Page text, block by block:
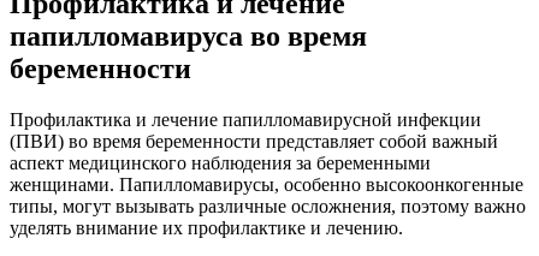
папилломавируса во время
беременности
Профилактика и лечение папилломавирусной инфекции
(ПВИ) во время беременности представляет собой важный
аспект медицинского наблюдения за беременными
женщинами. Папилломавирусы, особенно высокоонкогенные
типы, могут вызывать различные осложнения, поэтому важно
уделять внимание их профилактике и лечению.